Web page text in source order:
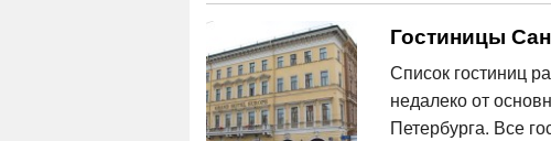
Гостиницы
Список гостиниц
недалеко от
Петербурга. Все